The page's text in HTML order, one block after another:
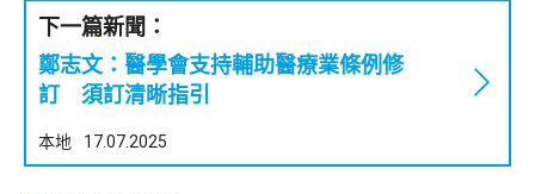
下一篇新聞：
鄭志文：醫學會支持輔助醫療業條例修
訂 須訂清晰指引
本地 17.07.2025